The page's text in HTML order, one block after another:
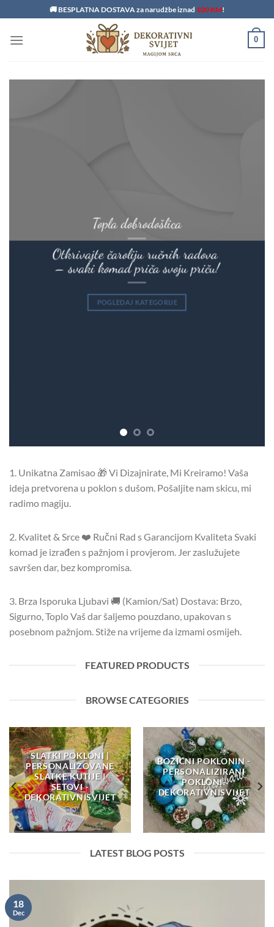
to
content
🚚 BESPLATNA DOSTAVA za narudžbe iznad 100 KM!
0
Topla dobrodošlica
Otkrivajte čaroliju ručnih radova
– svaki komad priča svoju priču!
POGLEDAJ KATEGORIJE
1. Unikatna Zamisao 🎁 Vi Dizajnirate, Mi Kreiramo! Vaša
ideja pretvorena u poklon s dušom. Pošaljite nam skicu, mi
radimo magiju.
2. Kvalitet & Srce ❤️ Ručni Rad s Garancijom Kvaliteta Svaki
komad je izrađen s pažnjom i provjerom. Jer zaslužujete
savršen dar, bez kompromisa.
3. Brza Isporuka Ljubavi 🚚 (Kamion/Sat) Dostava: Brzo,
Sigurno, Toplo Vaš dar šaljemo pouzdano, upakovan s
posebnom pažnjom. Stiže na vrijeme da izmami osmijeh.
FEATURED PRODUCTS
BROWSE CATEGORIES
SLATKI POKLONI |
PERSONALIZOVANE
SLATKE KUTIJE I
SETOVI -
DEKORATIVNISVIJET
BOŽIĆNI POKLONIN -
PERSONALIZIRANI
POKLONI-
DEKORATIVNISVIJET
LATEST BLOG POSTS
18
Dec